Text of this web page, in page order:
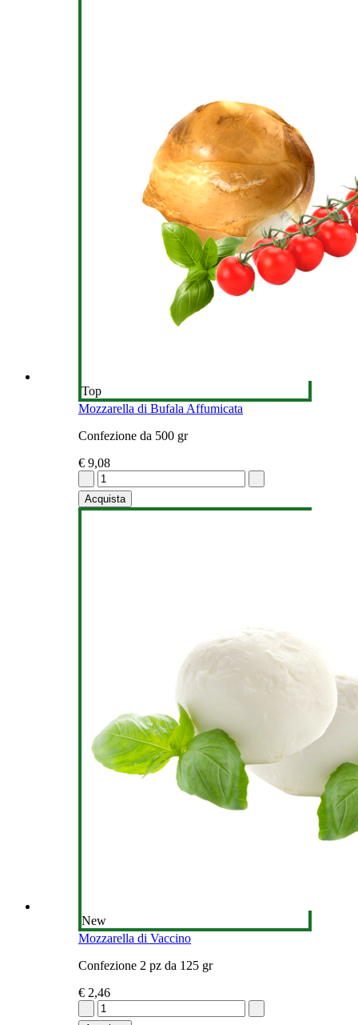
Top
Mozzarella di Bufala Affumicata
Confezione da 500 gr
€ 9,08
Acquista
New
Mozzarella di Vaccino
Confezione 2 pz da 125 gr
€ 2,46